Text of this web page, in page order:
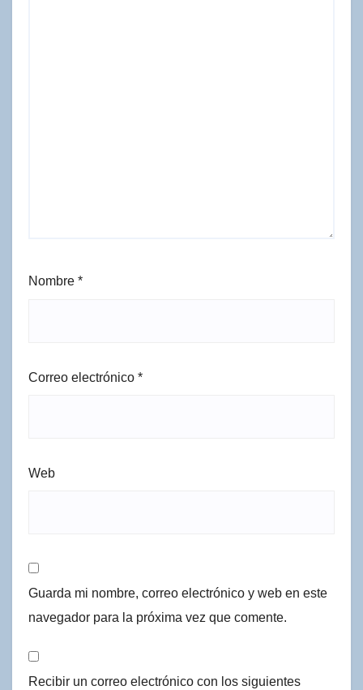
Nombre *
Correo electrónico *
Web
Guarda mi nombre, correo electrónico y web en este
navegador para la próxima vez que comente.
Recibir un correo electrónico con los siguientes